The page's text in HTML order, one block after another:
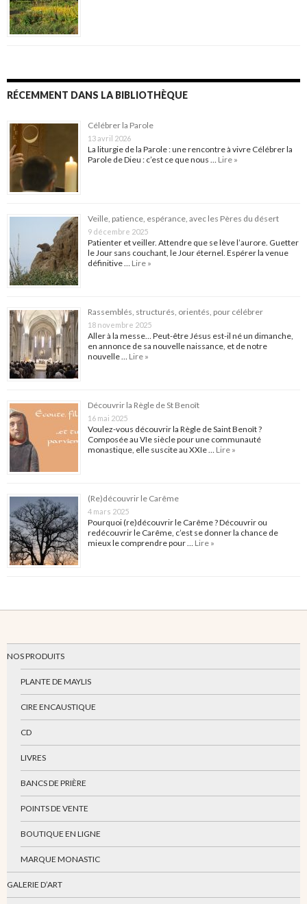
RÉCEMMENT DANS LA BIBLIOTHÈQUE
Célébrer la Parole
13 avril 2026
La liturgie de la Parole : une rencontre à vivre Célébrer la
Parole de Dieu : c’est ce que nous … Lire »
Veille, patience, espérance, avec les Pères du désert
9 décembre 2025
Patienter et veiller. Attendre que se lève l’aurore. Guetter
le Jour sans couchant, le Jour éternel. Espérer la venue
définitive … Lire »
Rassemblés, structurés, orientés, pour célébrer
18 novembre 2025
Aller à la messe… Peut-être Jésus est-il né un dimanche,
en annonce de sa nouvelle naissance, et de notre
nouvelle … Lire »
Découvrir la Règle de St Benoît
16 mai 2025
Voulez-vous découvrir la Règle de Saint Benoît ?
Composée au VIe siècle pour une communauté
monastique, elle suscite au XXIe … Lire »
(Re)découvrir le Carême
4 mars 2025
Pourquoi (re)découvrir le Carême ? Découvrir ou
redécouvrir le Carême, c’est se donner la chance de
mieux le comprendre pour … Lire »
NOS PRODUITS
PLANTE DE MAYLIS
CIRE ENCAUSTIQUE
CD
LIVRES
BANCS DE PRIÈRE
POINTS DE VENTE
BOUTIQUE EN LIGNE
MARQUE MONASTIC
GALERIE D’ART